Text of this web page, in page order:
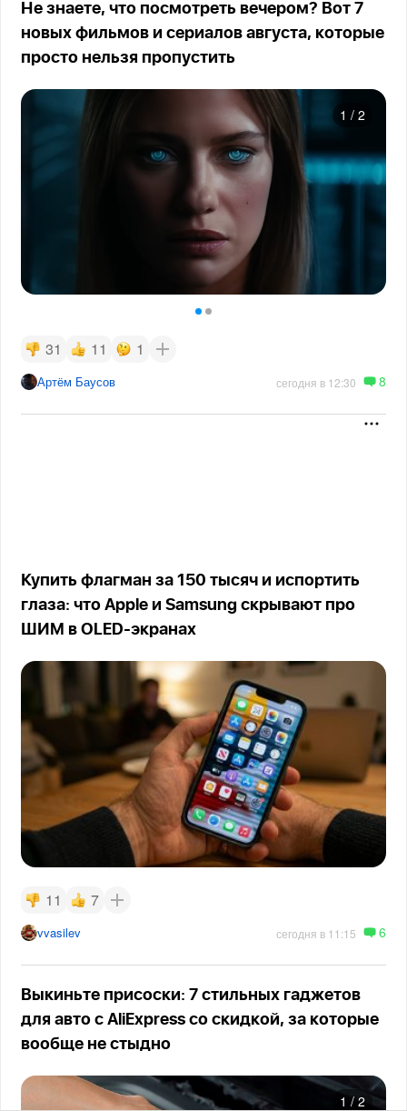
Не знаете, что посмотреть вечером? Вот 7
новых фильмов и сериалов августа, которые
просто нельзя пропустить
1 / 2
31 11 1
Артём Баусов сегодня в 12:30 8
Купить флагман за 150 тысяч и испортить
глаза: что Apple и Samsung скрывают про
ШИМ в OLED-экранах
11 7
vvasilev сегодня в 11:15 6
Выкиньте присоски: 7 стильных гаджетов
для авто с AliExpress со скидкой, за которые
вообще не стыдно
1 / 2